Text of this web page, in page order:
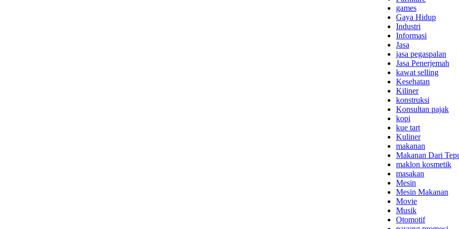
games
Gaya Hidup
Industri
Informasi
Jasa
jasa pegaspalan
Jasa Penerjemah
kawat selling
Kesehatan
Kiliner
konstruksi
Konsultan pajak
kopi
kue tart
Kuliner
makanan
Makanan Dari
maklon kosmetik
masakan
Mesin
Mesin Makanan
Movie
Musik
Otomotif